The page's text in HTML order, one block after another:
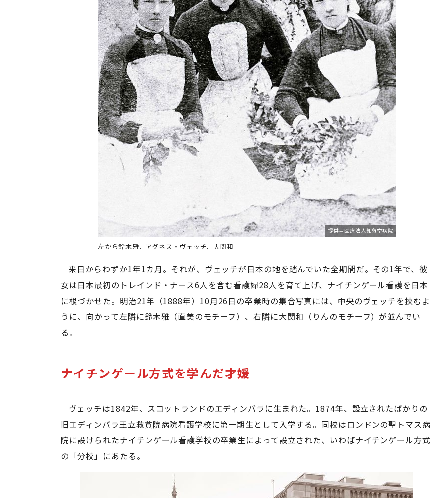
提供＝医療法人知命堂病院
左から鈴木雅、アグネス・ヴェッチ、大関和
来日からわずか1年1カ月。それが、ヴェッチが日本の地を踏んでいた全期間だ。その1年で、彼
女は日本最初のトレインド・ナース6人を含む看護婦28人を育て上げ、ナイチンゲール看護を日本
に根づかせた。明治21年（1888年）10月26日の卒業時の集合写真には、中央のヴェッチを挟むよ
うに、向かって左隣に鈴木雅（直美のモチーフ）、右隣に大関和（りんのモチーフ）が並んでい
る。
ナイチンゲール方式を学んだ才媛
ヴェッチは1842年、スコットランドのエディンバラに生まれた。1874年、設立されたばかりの
旧エディンバラ王立救貧院病院看護学校に第一期生として入学する。同校はロンドンの聖トマス病
院に設けられたナイチンゲール看護学校の卒業生によって設立された、いわばナイチンゲール方式
の「分校」にあたる。